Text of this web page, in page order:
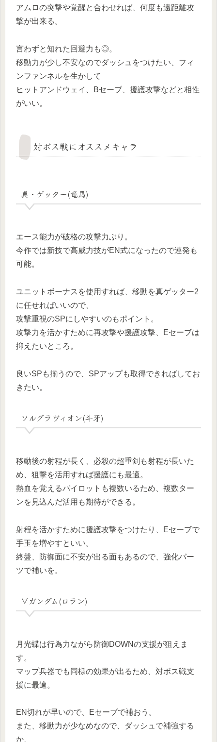
アムロの突撃や覚醒と合わせれば、何度も遠距離攻
撃が出来る。
言わずと知れた回避力も◎。
移動力が少し不安なのでダッシュをつけたい、フィ
ンファンネルを生かして
ヒットアンドウェイ、Bセーブ、援護攻撃などと相性
がいい。
対ボス戦にオススメキャラ
真・ゲッター(竜馬)
エース能力が破格の攻撃力ぶり。
今作では新技で高威力技がEN式になったので連発も
可能。
ユニットボーナスを使用すれば、移動を真ゲッター2
に任せればいいので、
攻撃重視のSPにしやすいのもポイント。
攻撃力を活かすために再攻撃や援護攻撃、Eセーブは
抑えたいところ。
良いSPも揃うので、SPアップも取得できればしてお
きたい。
ソルグラヴィオン(斗牙)
移動後の射程が長く、必殺の超重剣も射程が長いた
め、狙撃を活用すれば援護にも最適。
熱血を覚えるパイロットも複数いるため、複数ター
ンを見込んだ活用も期待ができる。
射程を活かすために援護攻撃をつけたり、Eセーブで
手玉を増やすといい。
終盤、防御面に不安が出る面もあるので、強化パー
ツで補いを。
∀ガンダム(ロラン)
月光蝶は行為力ながら防御DOWNの支援が狙えま
す。
マップ兵器でも同様の効果が出るため、対ボス戦支
援に最適。
EN切れが早いので、Eセーブで補おう。
また、移動力が少なめなので、ダッシュで補強する
か、